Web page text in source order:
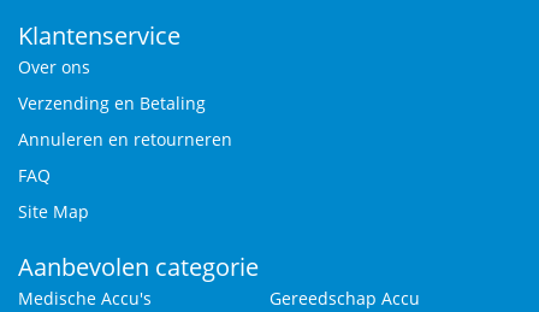
Klantenservice
Over ons
Verzending en Betaling
Annuleren en retourneren
FAQ
Site Map
Aanbevolen categorie
Medische Accu's
Gereedschap Accu